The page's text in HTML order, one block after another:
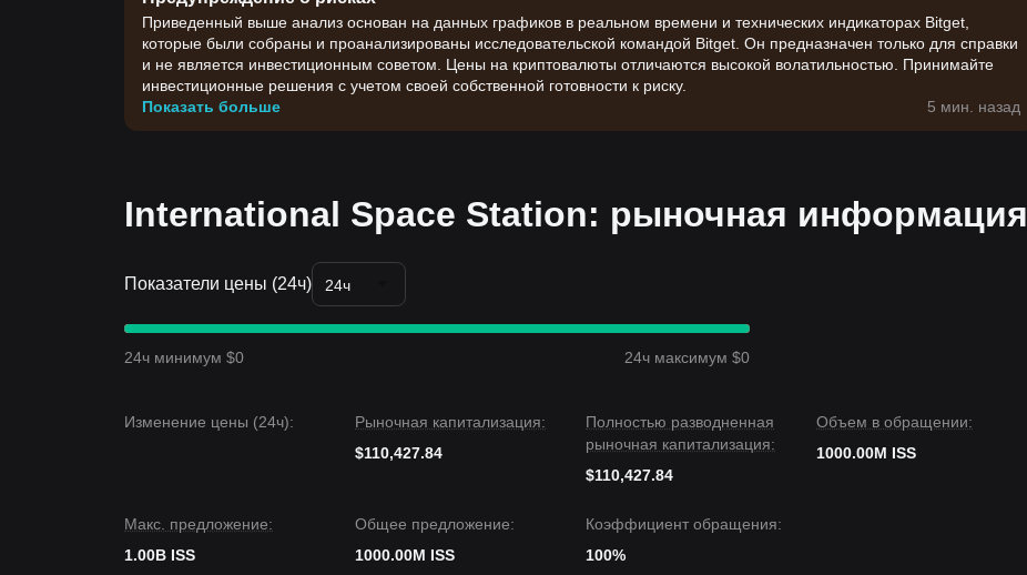
Приведенный выше анализ основан на данных графиков в реальном времени и технических индикаторах Bitget,
которые были собраны и проанализированы исследовательской командой Bitget. Он предназначен только для справки
и не является инвестиционным советом. Цены на криптовалюты отличаются высокой волатильностью. Принимайте
инвестиционные решения с учетом своей собственной готовности к риску.
Показать больше
5 мин. назад
International Space Station: рыночная информация
Показатели цены (24ч) 24ч
24ч минимум $0 24ч максимум $0
Изменение цены (24ч):
Рыночная капитализация:
$110,427.84
Полностью разводненная
рыночная капитализация:
$110,427.84
Объем в обращении:
1000.00M ISS
Макс. предложение:
1.00B ISS
Общее предложение:
1000.00M ISS
Коэффициент обращения:
100%